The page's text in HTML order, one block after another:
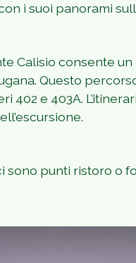
i suoi panorami
Calisio consente
Questo
402 e 403A.
sono punti ristoro o